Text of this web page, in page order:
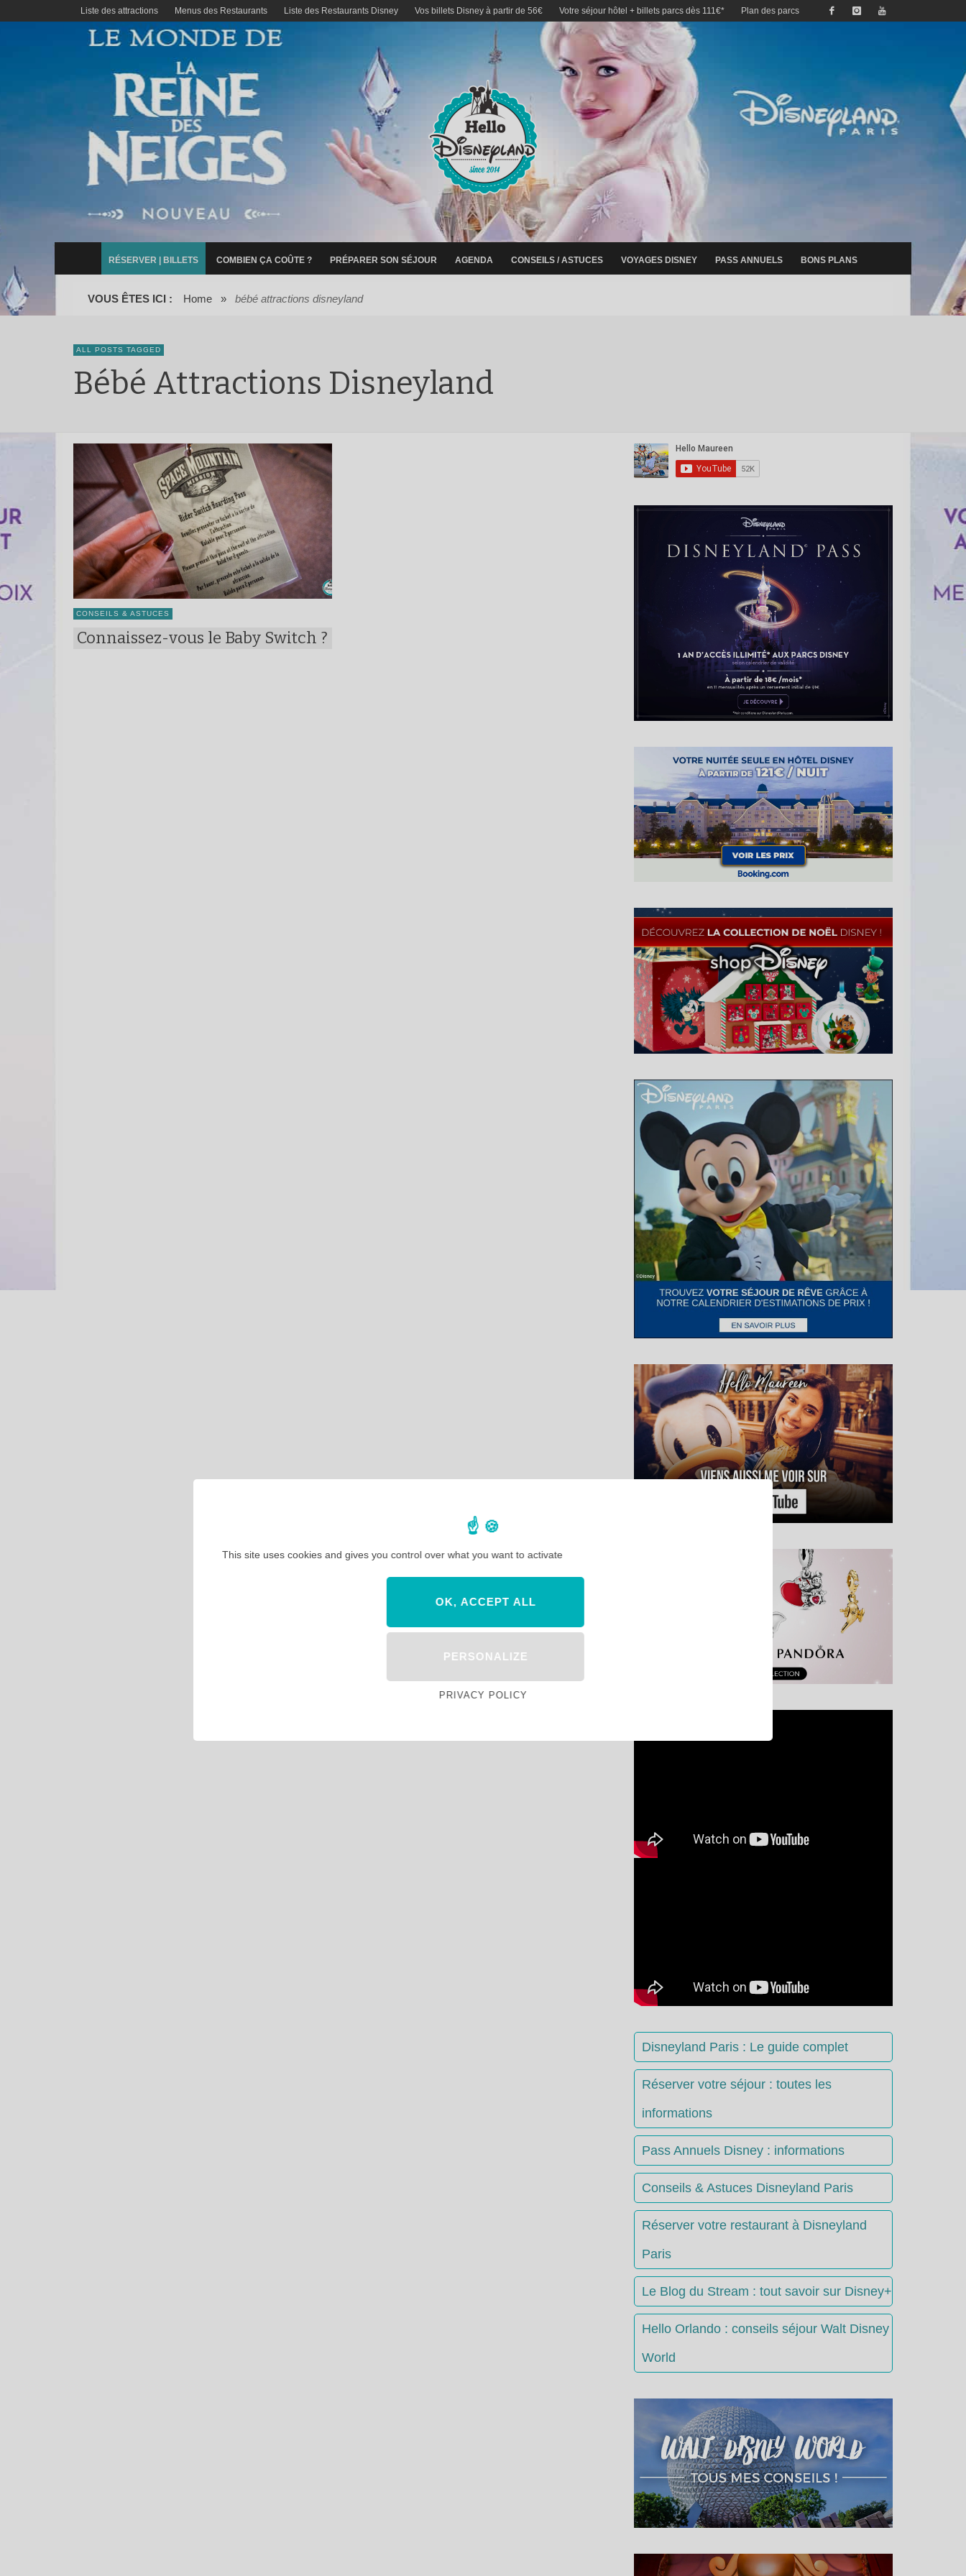
Liste des attractions Menus des Restaurants Liste des Restaurants Disney Vos billets Disney à partir de 56€ Votre séjour hôtel + billets parcs dès 111€* Plan des parcs
RÉSERVER | BILLETS COMBIEN ÇA COÛTE ? PRÉPARER SON SÉJOUR AGENDA CONSEILS / ASTUCES VOYAGES DISNEY PASS ANNUELS BONS PLANS
VOUS ÊTES ICI : Home » bébé attractions disneyland
ALL POSTS TAGGED
Bébé Attractions Disneyland
CONSEILS & ASTUCES
Connaissez-vous le Baby Switch ?
Disneyland Paris : Le guide complet
Réserver votre séjour : toutes les
informations
Pass Annuels Disney : informations
Conseils & Astuces Disneyland Paris
Réserver votre restaurant à Disneyland
Paris
Le Blog du Stream : tout savoir sur Disney+
Hello Orlando : conseils séjour Walt Disney
World
This site uses cookies and gives you control over what you want to activate
OK, ACCEPT ALL
PERSONALIZE
PRIVACY POLICY